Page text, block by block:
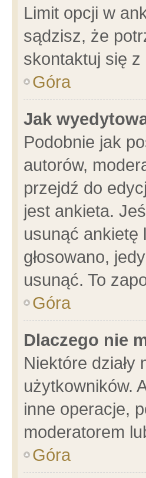
Limit opcji w
sądzisz, że
skontaktuj się
Góra
Jak
Podobnie jak
autorów,
przejdź do
jest ankieta.
usunąć ankietę
głosowano,
usunąć. To
Góra
Dlaczego nie
Niektóre
użytkowników.
inne operacje,
moderatorem
Góra